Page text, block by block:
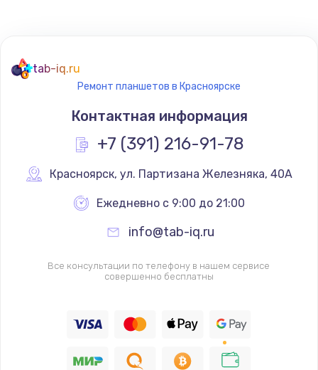
tab-iq.ru
Ремонт планшетов в Красноярске
Контактная информация
+7 (391) 216-91-78
Красноярск, ул. Партизана Железняка, 40А
Ежедневно с 9:00 до 21:00
info@tab-iq.ru
Все консультации по телефону в нашем сервисе
совершенно бесплатны